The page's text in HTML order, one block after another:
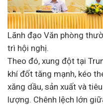
Lãnh đạo Văn phòng
trì hội nghị.
Theo đó, xung đột tại
khí đốt tăng mạnh, kéo
xăng dầu, sản xuất và
lượng. Chênh lệch lớn